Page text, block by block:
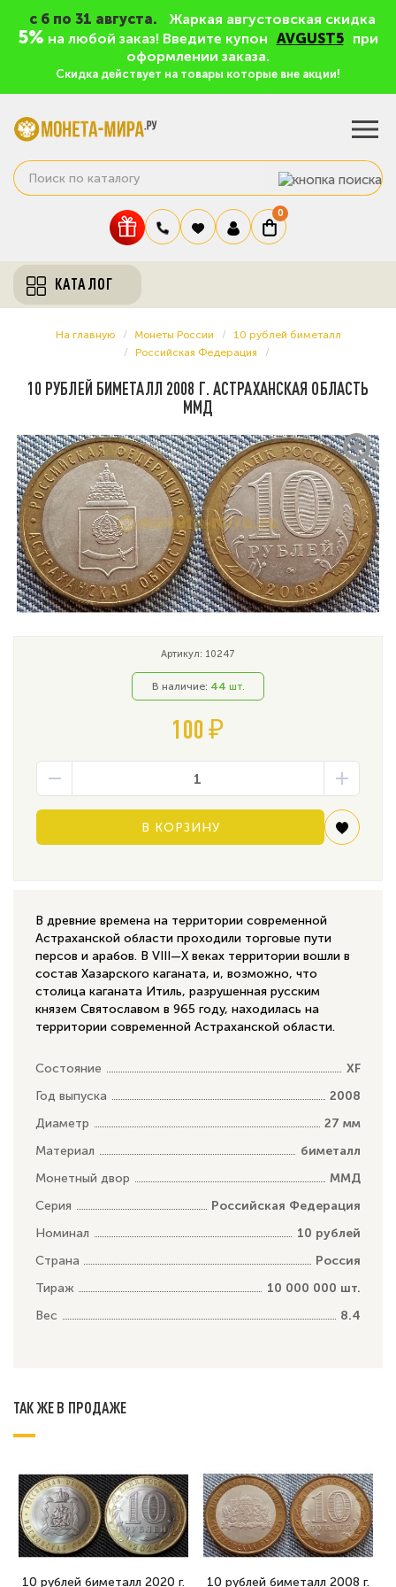
c 6 по 31 августа. Жаркая августовская скидка
5% на любой заказ! Введите купон AVGUST5
при
оформлении заказа.
Скидка действует на товары которые вне акции!
0
КАТАЛОГ
На главную Монеты России
10 рублей биметалл
Российская Федерация
10 РУБЛЕЙ БИМЕТАЛЛ 2008 Г. АСТРАХАНСКАЯ ОБЛАСТЬ
ММД
Артикул: 10247
В наличие: 44 шт.
100 ₽
В КОРЗИНУ
В древние времена на территории современной
Астраханской области проходили торговые пути
персов и арабов. В VIII—X веках территории вошли в
состав Хазарского каганата, и, возможно, что
столица каганата Итиль, разрушенная русским
князем Святославом в 965 году, находилась на
территории современной Астраханской области.
Состояние
XF
Год выпуска
2008
Диаметр
27 мм
Материал
биметалл
Монетный двор
ММД
Серия
Российская Федерация
Номинал
10 рублей
Страна
Россия
Тираж
10 000 000 шт.
Вес
8.4
ТАК ЖЕ В ПРОДАЖЕ
10 рублей биметалл 2020 г. 10 рублей биметалл 2008 г.